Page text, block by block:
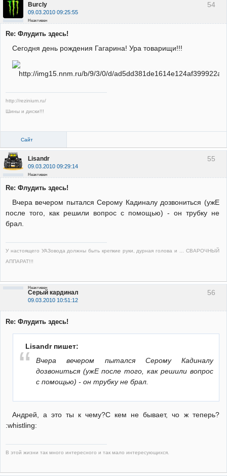
54
Burcly
09.03.2010 09:25:55
Неактивен
Re: Флудить здесь!
Сегодня день рождения Гагарина! Ура товарищи!!!
http://rezinium.ru/
Шины и диски!!!
Сайт
55
Lisandr
09.03.2010 09:29:14
Неактивен
Re: Флудить здесь!
Вчера вечером пытался Серому Кадиналу дозвониться (ужЕ
после того, как решили вопрос с помощью) - он трубку не
брал.
У настоящего УАЗовода должны быть крепкие руки, дурная голова и ... СВАРОЧНЫЙ
АППАРАТ!!!
56
Серый кардинал
09.03.2010 10:51:12
Неактивен
Re: Флудить здесь!
Lisandr пишет:
Вчера вечером пытался Серому Кадиналу
дозвониться (ужЕ после того, как решили вопрос
с помощью) - он трубку не брал.
Андрей, а это ты к чему?С кем не бывает, чо ж теперь?
:whistling:
В этой жизни так много интересного и так мало интересующихся.